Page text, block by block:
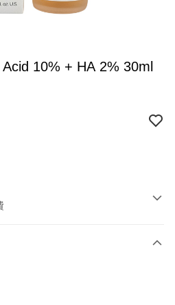
10% + HA 2% 30ml